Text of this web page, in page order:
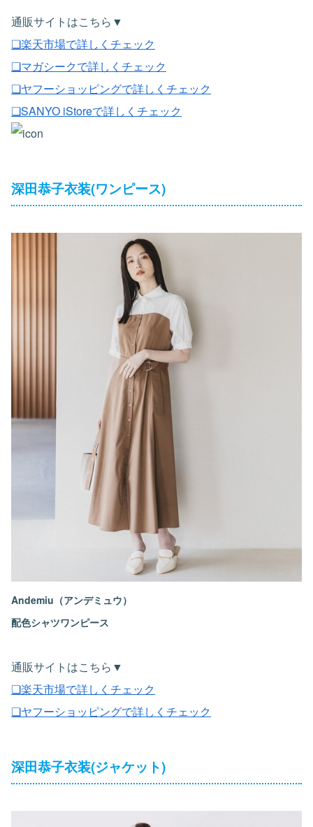
通販サイトはこちら▼
❏楽天市場で詳しくチェック
❏マガシークで詳しくチェック
❏ヤフーショッピングで詳しくチェック
❏SANYO iStoreで詳しくチェック
深田恭子衣装(ワンピース)
Andemiu（アンデミュウ）
配色シャツワンピース
通販サイトはこちら▼
❏楽天市場で詳しくチェック
❏ヤフーショッピングで詳しくチェック
深田恭子衣装(ジャケット)